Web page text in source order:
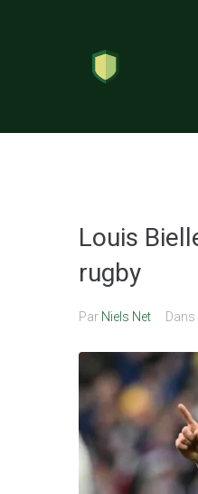
Louis
rugby
Par Niels Net Dans